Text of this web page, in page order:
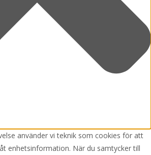
använder vi teknik som cookies för att
enhetsinformation. När du samtycker till